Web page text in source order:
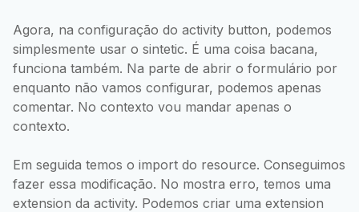
Agora, na configuração do activity button, podemos
simplesmente usar o sintetic. É uma coisa bacana,
funciona também. Na parte de abrir o formulário por
enquanto não vamos configurar, podemos apenas
comentar. No contexto vou mandar apenas o
contexto.
Em seguida temos o import do resource. Conseguimos
fazer essa modificação. No mostra erro, temos uma
extension da activity. Podemos criar uma extension